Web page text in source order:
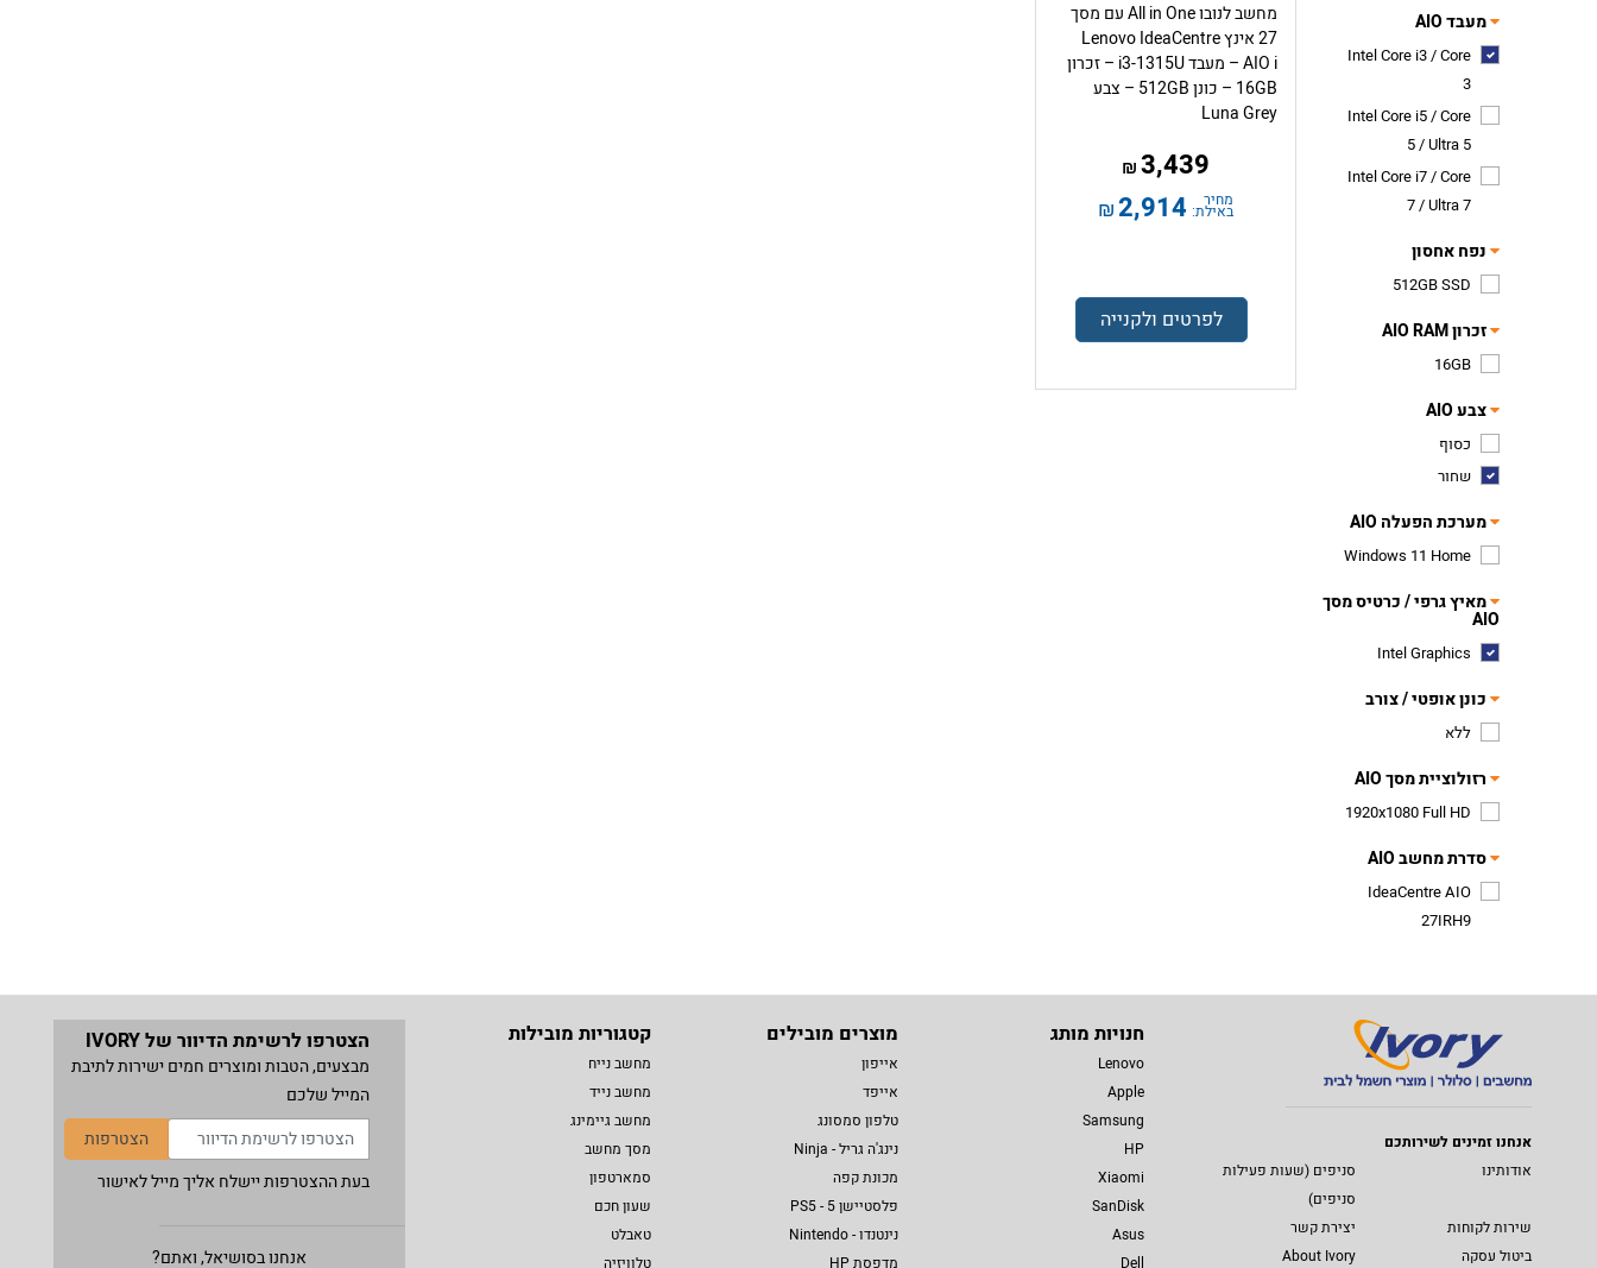
מעבד AIO
Intel Core i3 / Core
3
Intel Core i5 / Core
5 / Ultra 5
Intel Core i7 / Core
7 / Ultra 7
נפח אחסון
512GB SSD
זכרון AIO RAM
16GB
צבע AIO
כסוף
שחור
מערכת הפעלה AIO
Windows 11 Home
מאיץ גרפי / כרטיס מסך
AIO
Intel Graphics
כונן אופטי / צורב
ללא
רזולוציית מסך AIO
1920x1080 Full HD
סדרת מחשב AIO
IdeaCentre AIO
27IRH9
מחשב לנובו All in One עם מסך
27 אינץ Lenovo IdeaCentre
AIO i – מעבד i3-1315U – זכרון
16GB – כונן 512GB – צבע
Luna Grey
3,439
₪
מחיר
באילת: 2,914
₪
לפרטים ולקנייה
אנחנו זמינים לשירותכם
אודותינו
סניפים (שעות פעילות
סניפים)
שירות לקוחות
יצירת קשר
ביטול עסקה
About Ivory
חנויות מותג
Lenovo
Apple
Samsung
HP
Xiaomi
SanDisk
Asus
Dell
מוצרים מובילים
אייפון
אייפד
טלפון סמסונג
נינג'ה גריל - Ninja
מכונת קפה
פלסטיישן 5 - PS5
נינטנדו - Nintendo
מדפסת HP
קטגוריות מובילות
מחשב נייח
מחשב נייד
מחשב גיימינג
מסך מחשב
סמארטפון
שעון חכם
טאבלט
טלוויזיה
הצטרפו לרשימת הדיוור של IVORY
מבצעים, הטבות ומוצרים חמים ישירות לתיבת
המייל שלכם
הצטרפות
בעת ההצטרפות יישלח אליך מייל לאישור
אנחנו בסושיאל, ואתם?